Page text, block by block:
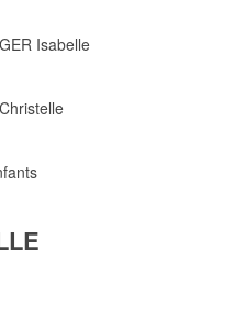
Isabelle